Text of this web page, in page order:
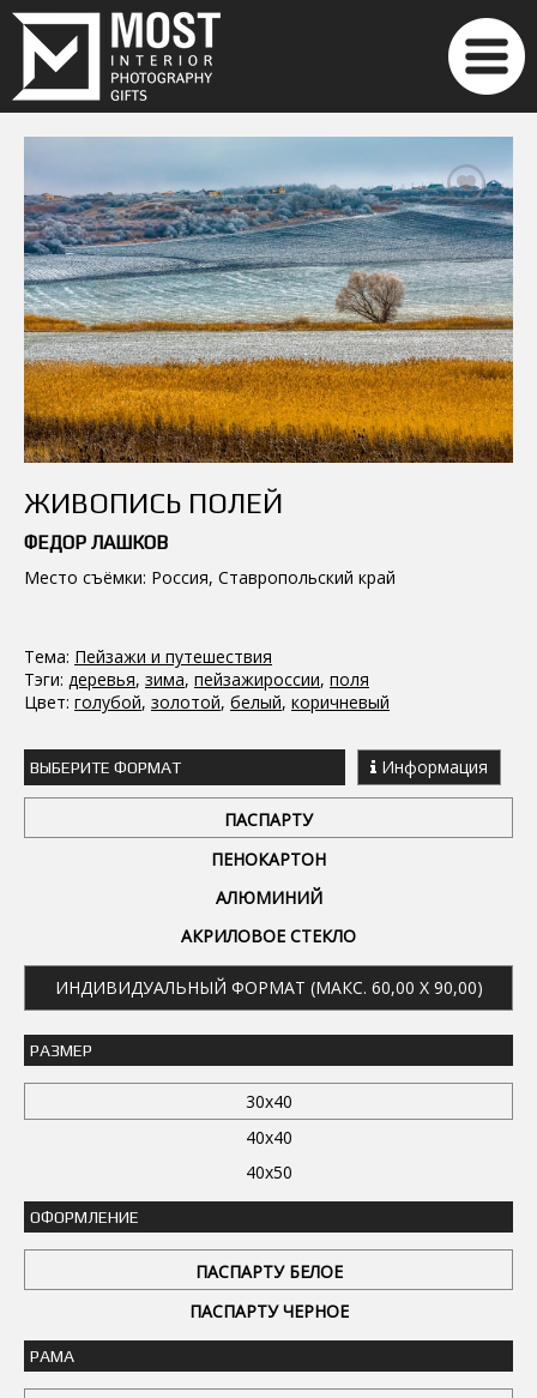
ЖИВОПИСЬ ПОЛЕЙ
ФЕДОР ЛАШКОВ
Место съёмки: Россия, Ставропольский край
Тема: Пейзажи и путешествия
Тэги: деревья, зима, пейзажироссии, поля
Цвет: голубой, золотой, белый, коричневый
ВЫБЕРИТЕ ФОРМАТ Информация
ПАСПАРТУ
ПЕНОКАРТОН
АЛЮМИНИЙ
АКРИЛОВОЕ СТЕКЛО
ИНДИВИДУАЛЬНЫЙ ФОРМАТ (МАКС. 60,00 X 90,00)
РАЗМЕР
30x40
40x40
40x50
ОФОРМЛЕНИЕ
ПАСПАРТУ БЕЛОЕ
ПАСПАРТУ ЧЕРНОЕ
РАМА